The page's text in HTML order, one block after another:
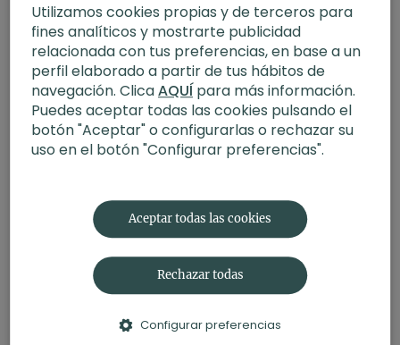
Utilizamos cookies propias y de terceros para
fines analíticos y mostrarte publicidad
relacionada con tus preferencias, en base a un
perfil elaborado a partir de tus hábitos de
navegación. ClicaAQUÍpara más información.
Puedes aceptar todas las cookies pulsando el
botón "Aceptar" o configurarlas o rechazar su
uso en el botón "Configurar preferencias".
Aceptar todas las cookies
Rechazar todas
Configurar preferencias